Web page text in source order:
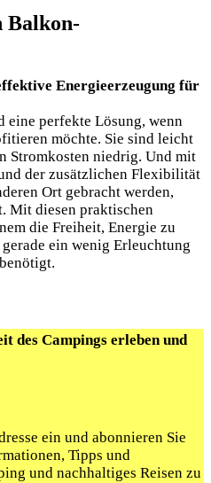
Balkon-
Energieerzeugung für
eine perfekte Lösung, wenn
möchte. Sie sind leicht
Stromkosten niedrig. Und mit
der zusätzlichen Flexibilität
Ort gebracht werden,
Mit diesen praktischen
die Freiheit, Energie zu
ein wenig Erleuchtung
des Campings erleben und
ein und abonnieren Sie
Tipps und
und nachhaltiges Reisen zu